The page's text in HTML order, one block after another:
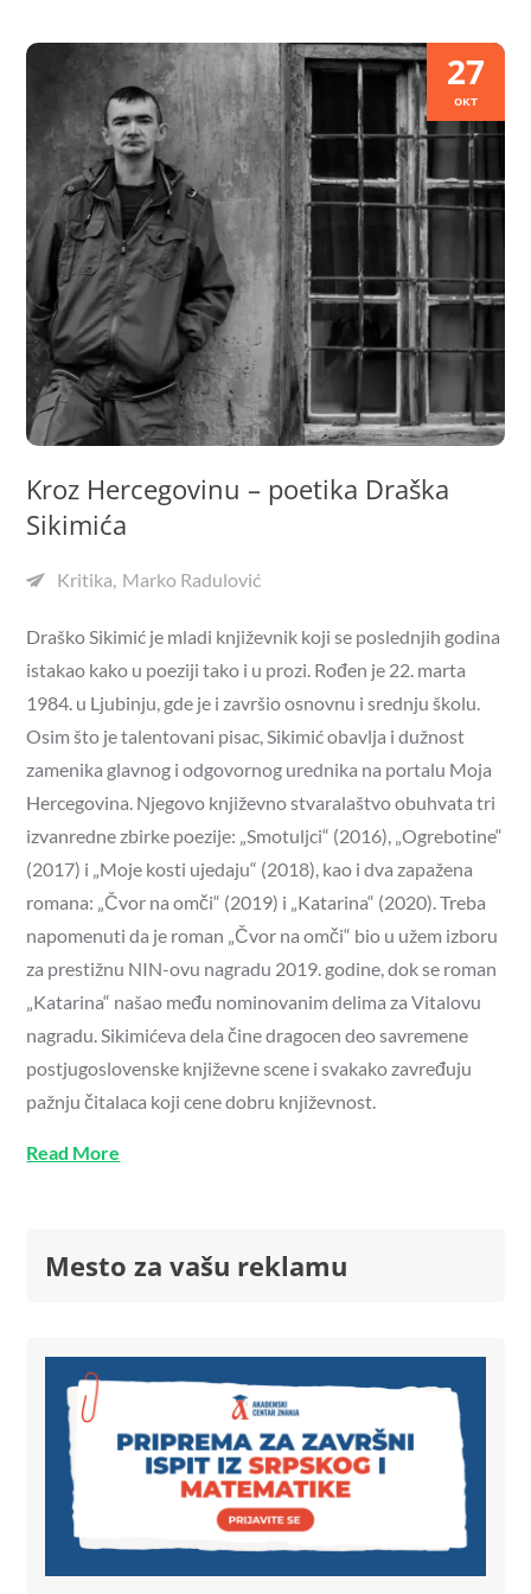
27
окт
Kroz Hercegovinu – poetika Draška
Sikimića
Kritika Marko Radulović
Draško Sikimić je mladi književnik koji se poslednjih godina
istakao kako u poeziji tako i u prozi. Rođen je 22. marta
1984. u Ljubinju, gde je i završio osnovnu i srednju školu.
Osim što je talentovani pisac, Sikimić obavlja i dužnost
zamenika glavnog i odgovornog urednika na portalu Moja
Hercegovina. Njegovo književno stvaralaštvo obuhvata tri
izvanredne zbirke poezije: „Smotuljci“ (2016), „Ogrebotine“
(2017) i „Moje kosti ujedaju“ (2018), kao i dva zapažena
romana: „Čvor na omči“ (2019) i „Katarina“ (2020). Treba
napomenuti da je roman „Čvor na omči“ bio u užem izboru
za prestižnu NIN-ovu nagradu 2019. godine, dok se roman
„Katarina“ našao među nominovanim delima za Vitalovu
nagradu. Sikimićeva dela čine dragocen deo savremene
postjugoslovenske književne scene i svakako zavređuju
pažnju čitalaca koji cene dobru književnost.
Read More
Mesto za vašu reklamu